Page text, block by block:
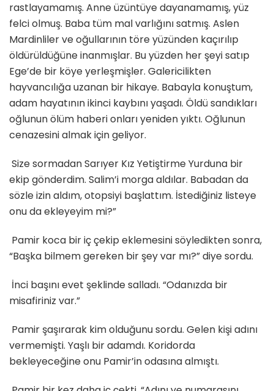
rastlayamamış. Anne üzüntüye dayanamamış, yüz
felci olmuş. Baba tüm mal varlığını satmış. Aslen
Mardinliler ve oğullarının töre yüzünden kaçırılıp
öldürüldüğüne inanmışlar. Bu yüzden her şeyi satıp
Ege’de bir köye yerleşmişler. Galericilikten
hayvancılığa uzanan bir hikaye. Babayla konuştum,
adam hayatının ikinci kaybını yaşadı. Öldü sandıkları
oğlunun ölüm haberi onları yeniden yıktı. Oğlunun
cenazesini almak için geliyor.
Size sormadan Sarıyer Kız Yetiştirme Yurduna bir
ekip gönderdim. Salim’i morga aldılar. Babadan da
sözle izin aldım, otopsiyi başlattım. İstediğiniz listeye
onu da ekleyeyim mi?”
Pamir koca bir iç çekip eklemesini söyledikten sonra,
“Başka bilmem gereken bir şey var mı?” diye sordu.
İnci başını evet şeklinde salladı. “Odanızda bir
misafiriniz var.”
Pamir şaşırarak kim olduğunu sordu. Gelen kişi adını
vermemişti. Yaşlı bir adamdı. Koridorda
bekleyeceğine onu Pamir’in odasına almıştı.